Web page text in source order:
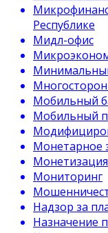
Республике
Мидл-офис
Мобильный
Мобильный
Монетарное
Мониторинг
Надзор за
Назначение